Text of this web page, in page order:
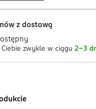
z dostawą
Ciebie zwykle w ciągu 2-3